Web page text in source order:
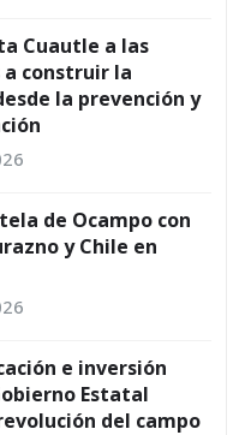
Cuautle a las
construir la
la prevención y
de Ocampo con
y Chile en
e inversión
Estatal
del campo